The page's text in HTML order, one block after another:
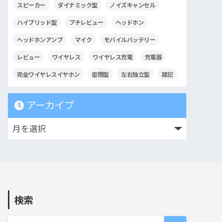
スピーカー ダイナミック型 ノイズキャンセル
ハイブリッド型 プチレビュー ヘッドホン
ヘッドホンアンプ マイク モバイルバッテリー
レビュー ワイヤレス ワイヤレス充電 充電器
完全ワイヤレスイヤホン 密閉型 左右独立型 雑記
アーカイブ
検索